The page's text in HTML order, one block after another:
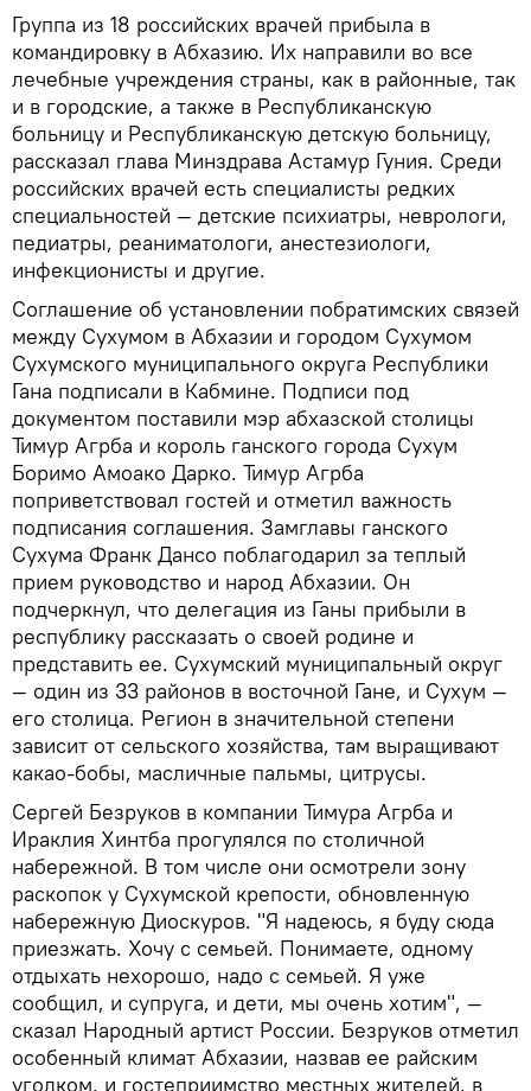
Группа из 18 российских врачей прибыла в
командировку в Абхазию. Их направили во все
лечебные учреждения страны, как в районные, так
и в городские, а также в Республиканскую
больницу и Республиканскую детскую больницу,
рассказал глава Минздрава Астамур Гуния. Среди
российских врачей есть специалисты редких
специальностей — детские психиатры, неврологи,
педиатры, реаниматологи, анестезиологи,
инфекционисты и другие.
Соглашение об установлении побратимских связей
между Сухумом в Абхазии и городом Сухумом
Сухумского муниципального округа Республики
Гана подписали в Кабмине. Подписи под
документом поставили мэр абхазской столицы
Тимур Агрба и король ганского города Сухум
Боримо Амоако Дарко. Тимур Агрба
поприветствовал гостей и отметил важность
подписания соглашения. Замглавы ганского
Сухума Франк Дансо поблагодарил за теплый
прием руководство и народ Абхазии. Он
подчеркнул, что делегация из Ганы прибыли в
республику рассказать о своей родине и
представить ее. Сухумский муниципальный округ
— один из 33 районов в восточной Гане, и Сухум —
его столица. Регион в значительной степени
зависит от сельского хозяйства, там выращивают
какао-бобы, масличные пальмы, цитрусы.
Сергей Безруков в компании Тимура Агрба и
Ираклия Хинтба прогулялся по столичной
набережной. В том числе они осмотрели зону
раскопок у Сухумской крепости, обновленную
набережную Диоскуров. "Я надеюсь, я буду сюда
приезжать. Хочу с семьей. Понимаете, одному
отдыхать нехорошо, надо с семьей. Я уже
сообщил, и супруга, и дети, мы очень хотим", —
сказал Народный артист России. Безруков отметил
особенный климат Абхазии, назвав ее райским
уголком, и гостеприимство местных жителей, в